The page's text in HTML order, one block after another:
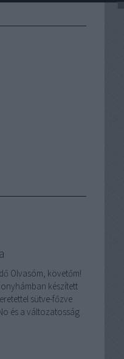
Olvasóm, követőm!
készített
sütve-főzve
és a változatosság